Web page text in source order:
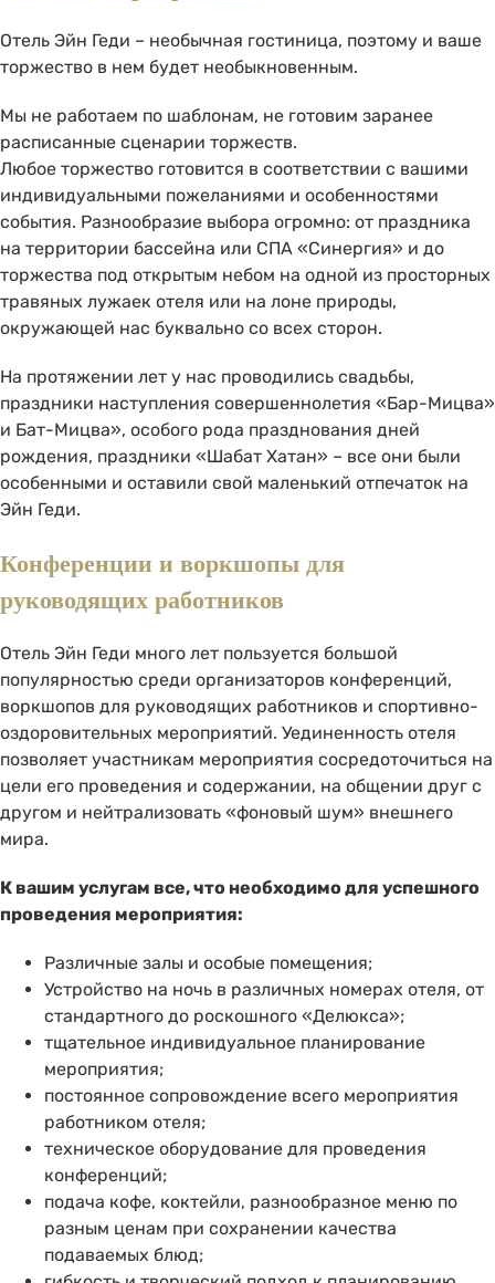
Отель Эйн Геди – необычная гостиница, поэтому и ваше
торжество в нем будет необыкновенным.
Мы не работаем по шаблонам, не готовим заранее
расписанные сценарии торжеств.
Любое торжество готовится в соответствии с вашими
индивидуальными пожеланиями и особенностями
события. Разнообразие выбора огромно: от праздника
на территории бассейна или СПА «Синергия» и до
торжества под открытым небом на одной из просторных
травяных лужаек отеля или на лоне природы,
окружающей нас буквально со всех сторон.
На протяжении лет у нас проводились свадьбы,
праздники наступления совершеннолетия «Бар-Мицва»
и Бат-Мицва», особого рода празднования дней
рождения, праздники «Шабат Хатан» – все они были
особенными и оставили свой маленький отпечаток на
Эйн Геди.
Конференции и воркшопы для
руководящих работников
Отель Эйн Геди много лет пользуется большой
популярностью среди организаторов конференций,
воркшопов для руководящих работников и спортивно-
оздоровительных мероприятий. Уединенность отеля
позволяет участникам мероприятия сосредоточиться на
цели его проведения и содержании, на общении друг с
другом и нейтрализовать «фоновый шум» внешнего
мира.
К вашим услугам все, что необходимо для успешного
проведения мероприятия:
Различные залы и особые помещения;
Устройство на ночь в различных номерах отеля, от
стандартного до роскошного «Делюкса»;
тщательное индивидуальное планирование
мероприятия;
постоянное сопровождение всего мероприятия
работником отеля;
техническое оборудование для проведения
конференций;
подача кофе, коктейли, разнообразное меню по
разным ценам при сохранении качества
подаваемых блюд;